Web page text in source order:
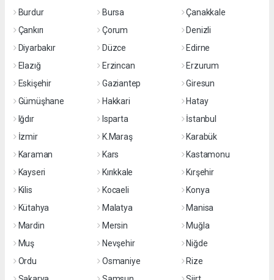
Burdur
Bursa
Çanakkale
Çankırı
Çorum
Denizli
Diyarbakır
Düzce
Edirne
Elazığ
Erzincan
Erzurum
Eskişehir
Gaziantep
Giresun
Gümüşhane
Hakkari
Hatay
Iğdır
Isparta
İstanbul
İzmir
K.Maraş
Karabük
Karaman
Kars
Kastamonu
Kayseri
Kırıkkale
Kırşehir
Kilis
Kocaeli
Konya
Kütahya
Malatya
Manisa
Mardin
Mersin
Muğla
Muş
Nevşehir
Niğde
Ordu
Osmaniye
Rize